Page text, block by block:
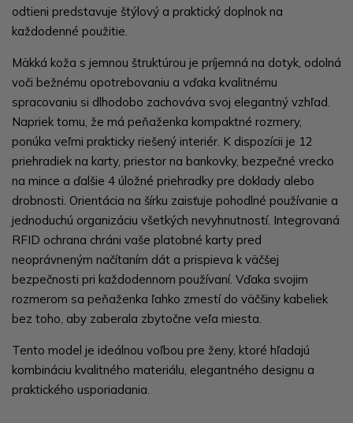
odtieni predstavuje štýlový a praktický doplnok na
každodenné použitie.
Mäkká koža s jemnou štruktúrou je príjemná na dotyk, odolná
voči bežnému opotrebovaniu a vďaka kvalitnému
spracovaniu si dlhodobo zachováva svoj elegantný vzhľad.
Napriek tomu, že má peňaženka kompaktné rozmery,
ponúka veľmi prakticky riešený interiér. K dispozícii je 12
priehradiek na karty, priestor na bankovky, bezpečné vrecko
na mince a ďalšie 4 úložné priehradky pre doklady alebo
drobnosti. Orientácia na šírku zaisťuje pohodlné používanie a
jednoduchú organizáciu všetkých nevyhnutností. Integrovaná
RFID ochrana chráni vaše platobné karty pred
neoprávneným načítaním dát a prispieva k väčšej
bezpečnosti pri každodennom používaní. Vďaka svojim
rozmerom sa peňaženka ľahko zmestí do väčšiny kabeliek
bez toho, aby zaberala zbytočne veľa miesta.
Tento model je ideálnou voľbou pre ženy, ktoré hľadajú
kombináciu kvalitného materiálu, elegantného designu a
praktického usporiadania.